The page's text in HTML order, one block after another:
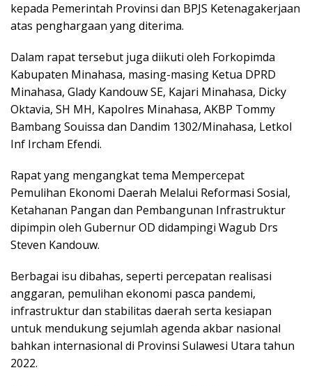
kepada Pemerintah Provinsi dan BPJS Ketenagakerjaan
atas penghargaan yang diterima.
Dalam rapat tersebut juga diikuti oleh Forkopimda
Kabupaten Minahasa, masing-masing Ketua DPRD
Minahasa, Glady Kandouw SE, Kajari Minahasa, Dicky
Oktavia, SH MH, Kapolres Minahasa, AKBP Tommy
Bambang Souissa dan Dandim 1302/Minahasa, Letkol
Inf Ircham Efendi.
Rapat yang mengangkat tema Mempercepat
Pemulihan Ekonomi Daerah Melalui Reformasi Sosial,
Ketahanan Pangan dan Pembangunan Infrastruktur
dipimpin oleh Gubernur OD didampingi Wagub Drs
Steven Kandouw.
Berbagai isu dibahas, seperti percepatan realisasi
anggaran, pemulihan ekonomi pasca pandemi,
infrastruktur dan stabilitas daerah serta kesiapan
untuk mendukung sejumlah agenda akbar nasional
bahkan internasional di Provinsi Sulawesi Utara tahun
2022.